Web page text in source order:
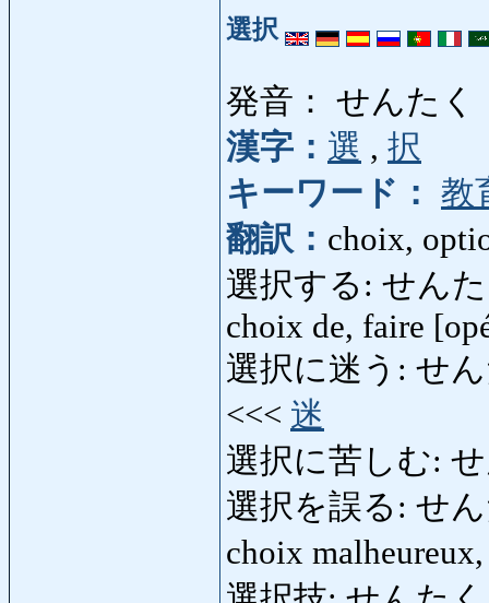
選択
発音： せんたく
漢字： 選 , 択
キーワード： 教
翻訳： choix,
選択する: せんた
choix de, faire
選択に迷う: せ
<<< 迷
選択に苦しむ:
選択を誤る: せ
choix